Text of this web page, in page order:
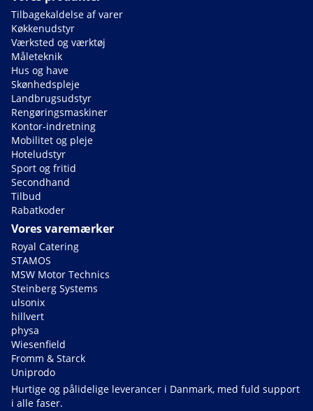
Tilbagekaldelse af varer
Køkkenudstyr
Værksted og værktøj
Måleteknik
Hus og have
Skønhedspleje
Landbrugsudstyr
Rengøringsmaskiner
Kontor-indretning
Mobilitet og pleje
Hoteludstyr
Sport og fritid
Secondhand
Tilbud
Rabatkoder
Vores varemærker
Royal Catering
STAMOS
MSW Motor Technics
Steinberg Systems
ulsonix
hillvert
physa
Wiesenfield
Fromm & Starck
Uniprodo
Hurtige og pålidelige leverancer i Danmark, med fuld support
i alle faser.